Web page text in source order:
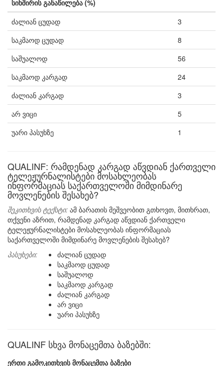
სიხშირის განაწილება (%)
ძალიან ცუდად
3
საკმაოდ ცუდად
8
საშუალოდ
56
საკმაოდ კარგად
24
ძალიან კარგად
3
არ ვიცი
5
უარი პასუხზე
1
QUALINF: რამდენად კარგად აწვდიან ქართველი
ტელეჟურნალისტები მოსახლეობას
ინფორმაციას საქართველოში მიმდინარე
მოვლენების შესახებ?
შეკითხვის ტექსტი: ამ ბარათის მეშვეობით გთხოვთ, მითხრათ,
თქვენი აზრით, რამდენად კარგად აწვდიან ქართველი
ტელეჟურნალისტები მოსახლეობას ინფორმაციას
საქართველოში მიმდინარე მოვლენების შესახებ?
პასუხები:
ძალიან ცუდად
საკმაოდ ცუდად
საშუალოდ
საკმაოდ კარგად
ძალიან კარგად
არ ვიცი
უარი პასუხზე
QUALINF სხვა მონაცემთა ბაზებში:
ერთი გამოკითხვის მონაცემთა ბაზები